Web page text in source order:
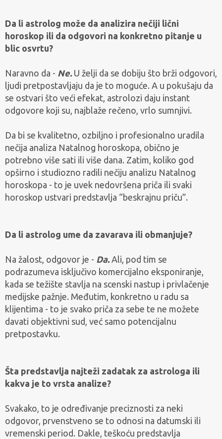
Da li astrolog može da analizira nečiji lični
horoskop ili da odgovori na konkretno pitanje u
blic osvrtu?
Naravno da - Ne. U želji da se dobiju što brži odgovori,
ljudi pretpostavljaju da je to moguće. A u pokušaju da
se ostvari što veći efekat, astrolozi daju instant
odgovore koji su, najblaže rečeno, vrlo sumnjivi.
Da bi se kvalitetno, ozbiljno i profesionalno uradila
nečija analiza Natalnog horoskopa, obično je
potrebno više sati ili više dana. Zatim, koliko god
opširno i studiozno radili nečiju analizu Natalnog
horoskopa - to je uvek nedovršena priča ili svaki
horoskop ustvari predstavlja “beskrajnu priču”.
Da li astrolog ume da zavarava ili obmanjuje?
Na žalost, odgovor je - Da. Ali, pod tim se
podrazumeva isključivo komercijalno eksponiranje,
kada se težište stavlja na scenski nastup i privlačenje
medijske pažnje. Međutim, konkretno u radu sa
klijentima - to je svako priča za sebe te ne možete
davati objektivni sud, već samo potencijalnu
pretpostavku.
Šta predstavlja najteži zadatak za astrologa ili
kakva je to vrsta analize?
Svakako, to je određivanje preciznosti za neki
odgovor, prvenstveno se to odnosi na datumski ili
vremenski period. Dakle, teškoću predstavlja